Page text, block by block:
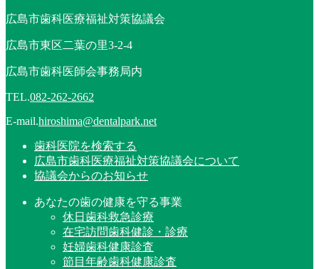
広島市歯科医療福祉対策協議会
広島市東区二葉の里3-2-4
広島市歯科医師会事務局内
TEL.082-262-2662
E-mail.hiroshima@dentalpark.net
歯科医院を検索する
広島市歯科医療福祉対策協議会について
協議会からのお知らせ
あなたの歯の健康を守る事業
休日歯科救急診療
在宅訪問歯科健診・診療
妊婦歯科健康診査
節目年齢歯科健康診査